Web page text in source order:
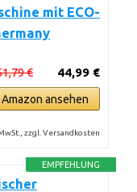
mit ECO-
44,99 €
€
ansehen
zzgl. Versandkosten
EMPFEHLUNG